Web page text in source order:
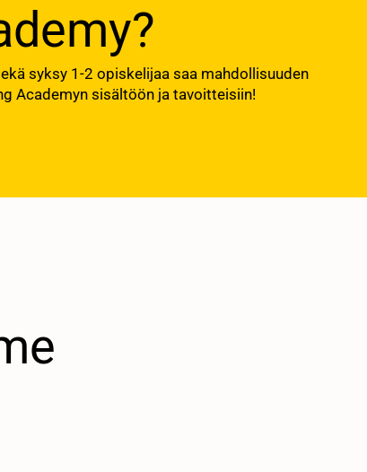
syksy 1-2 opiskelijaa saa mahdollisuuden
Academyn sisältöön ja tavoitteisiin!